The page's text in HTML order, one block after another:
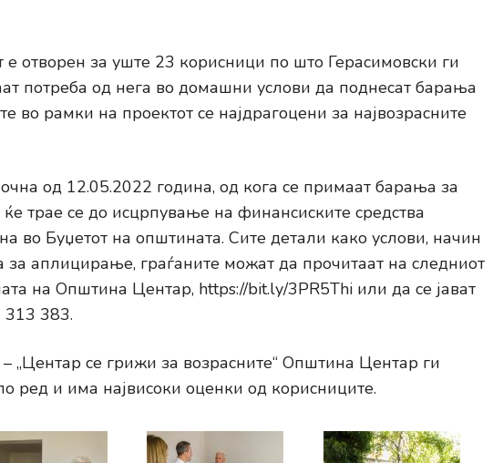
е отворен за уште 23 корисници по што Герасимовски ги
потреба од нега во домашни услови да поднесат барања
во рамки на проектот се најдрагоцени за највозрасните
од 12.05.2022 година, од кога се примаат барања за
трае се до исцрпување на финансиските средства
во Буџетот на општината. Сите детали како услови, начин
за аплицирање, граѓаните можат да прочитаат на следниот
на Општина Центар, https://bit.ly/3PR5Thi или да се јават
313 383.
„Центар се грижи за возрасните“ Општина Центар ги
ред и има највисоки оценки од корисниците.